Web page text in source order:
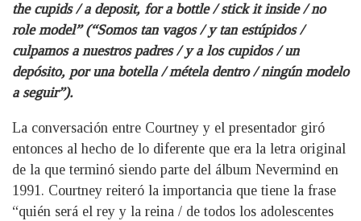
the cupids / a deposit, for a bottle / stick it inside / no
role model” (“Somos tan vagos / y tan estúpidos /
culpamos a nuestros padres / y a los cupidos / un
depósito, por una botella / métela dentro / ningún modelo
a seguir”).
La conversación entre Courtney y el presentador giró
entonces al hecho de lo diferente que era la letra original
de la que terminó siendo parte del álbum Nevermind en
1991. Courtney reiteró la importancia que tiene la frase
“quién será el rey y la reina / de todos los adolescentes